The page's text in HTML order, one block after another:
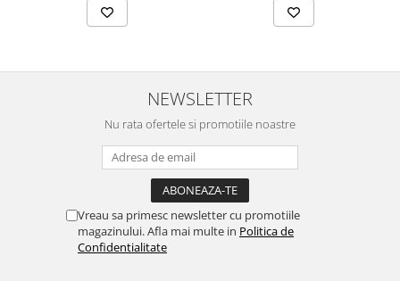
NEWSLETTER
Nu rata ofertele si promotiile noastre
Vreau sa primesc newsletter cu promotiile
magazinului. Afla mai multe in Politica de
Confidentialitate